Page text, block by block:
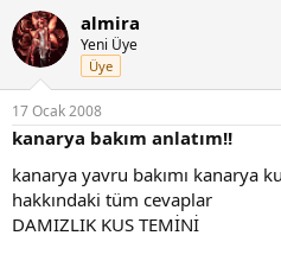
n
b
u
y
u
b
a
l
a
t
ş
l
a
n
ı
ç
a
r
i
almira
Yeni Üye
Üye
17 Ocak 2008
kanarya bakım anlatım!!
kanarya yavru bakımı kanarya
hakkındaki tüm cevaplar
DAMIZLIK KUS TEMİNİ